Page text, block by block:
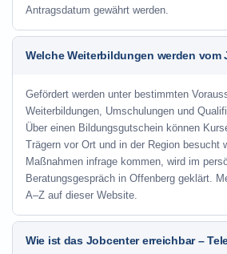
Antragsdatum gewährt werden.
Welche Weiterbildungen werden vom
Gefördert werden unter bestimmten
Weiterbildungen, Umschulungen und
Über einen Bildungsgutschein können
Trägern vor Ort und in der Region besucht
Maßnahmen infrage kommen, wird im
Beratungsgespräch in Offenberg geklärt.
A–Z auf dieser Website.
Wie ist das Jobcenter erreichbar –